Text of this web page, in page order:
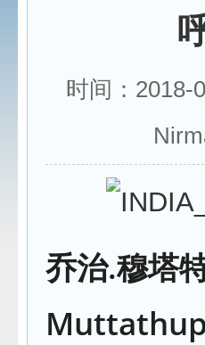
时间：2018-
乔治.穆塔